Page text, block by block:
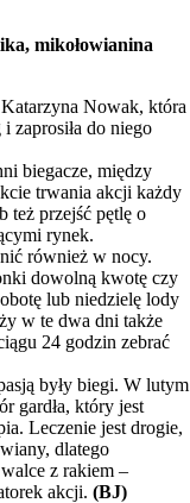
mikołowianina
Nowak, która
zaprosiła do niego
biegacze, między
trwania akcji każdy
też przejść pętlę o
rynek.
również w nocy.
dowolną kwotę czy
lub niedzielę lody
w te dwa dni także
24 godzin zebrać
były biegi. W lutym
gardła, który jest
Leczenie jest drogie,
dlatego
z rakiem –
akcji. (BJ)